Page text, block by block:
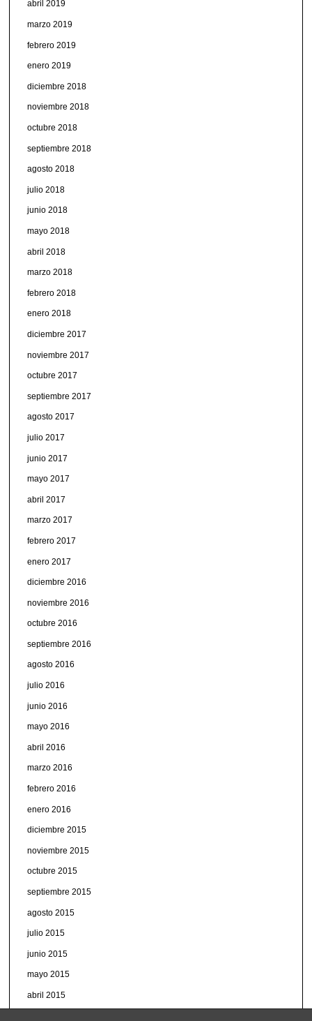
abril 2019
marzo 2019
febrero 2019
enero 2019
diciembre 2018
noviembre 2018
octubre 2018
septiembre 2018
agosto 2018
julio 2018
junio 2018
mayo 2018
abril 2018
marzo 2018
febrero 2018
enero 2018
diciembre 2017
noviembre 2017
octubre 2017
septiembre 2017
agosto 2017
julio 2017
junio 2017
mayo 2017
abril 2017
marzo 2017
febrero 2017
enero 2017
diciembre 2016
noviembre 2016
octubre 2016
septiembre 2016
agosto 2016
julio 2016
junio 2016
mayo 2016
abril 2016
marzo 2016
febrero 2016
enero 2016
diciembre 2015
noviembre 2015
octubre 2015
septiembre 2015
agosto 2015
julio 2015
junio 2015
mayo 2015
abril 2015